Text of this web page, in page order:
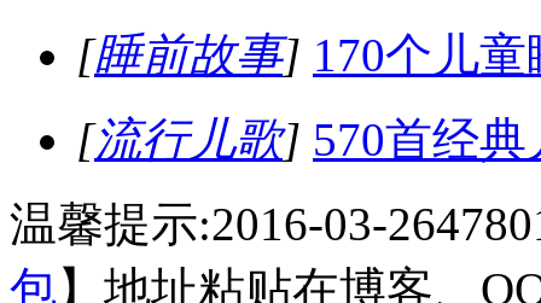
[睡前故事] 170个儿
[流行儿歌] 570首经
温馨提示:2016-03-26
包】地址粘贴在博客、